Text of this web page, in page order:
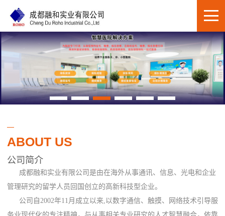
ABOUT US
公司简介
成都融和实业有限公司是由在海外从事通讯、信息、光电和企业
管理研究的留学人员回国创立的高新科技型企业。
公司自2002年11月成立以来,以数字通信、触摸、网络技术引导服